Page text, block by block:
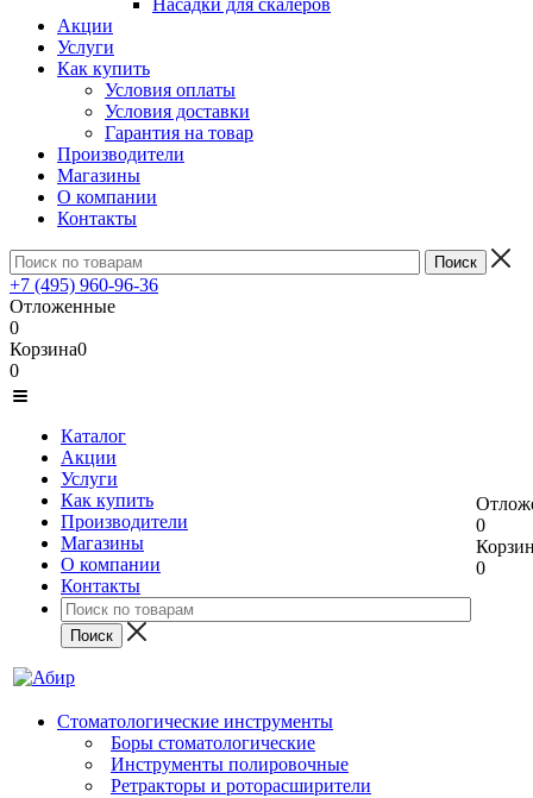
Насадки для скалеров
Акции
Услуги
Как купить
Условия оплаты
Условия доставки
Гарантия на товар
Производители
Магазины
О компании
Контакты
+7 (495) 960-96-36
Отложенные
0
Корзина0
0
Каталог
Акции
Услуги
Как купить
Производители
Магазины
О компании
Контакты
0
0
Стоматологические инструменты
Боры стоматологические
Инструменты полировочные
Ретракторы и роторасширители